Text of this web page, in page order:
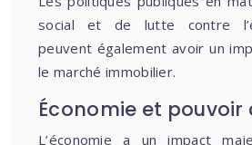
social et de lutte contre
peuvent également avoir un
le marché immobilier.
Économie et pouvoir
L’économie a un impact